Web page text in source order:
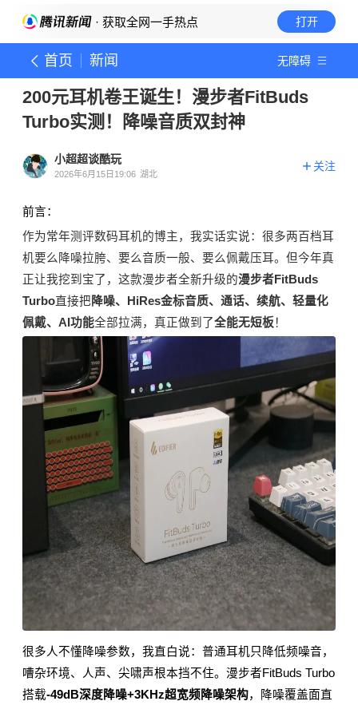
· 获取全网一手热点 打开
首页 新闻 无障碍
200元耳机卷王诞生！漫步者FitBuds
Turbo实测！降噪音质双封神
小超超谈酷玩
2026年6月15日19:06 湖北
关注
前言：
作为常年测评数码耳机的博主，我实话实说：很多两百档耳
机要么降噪拉胯、要么音质一般、要么佩戴压耳。但今年真
正让我挖到宝 了 ， 这款漫步者全新升级的漫步者FitBuds
Turbo直接把降噪、HiRes金标音质、通话、续航、轻量化
佩戴、AI功能全部拉满， 真正做到 了全能无短板！
很多人不懂降噪参数，我直白说：普通耳机只降低频噪音，
嘈杂环境、人声、尖啸声根本挡不住。 漫步者FitBuds Turbo
搭载-49dB深度降噪+3KHz超宽频降噪架构，降噪覆盖面直